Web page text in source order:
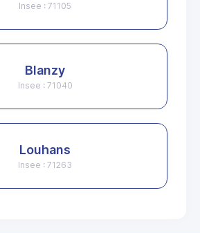
Insee : 71105
Blanzy
Insee : 71040
Louhans
Insee : 71263